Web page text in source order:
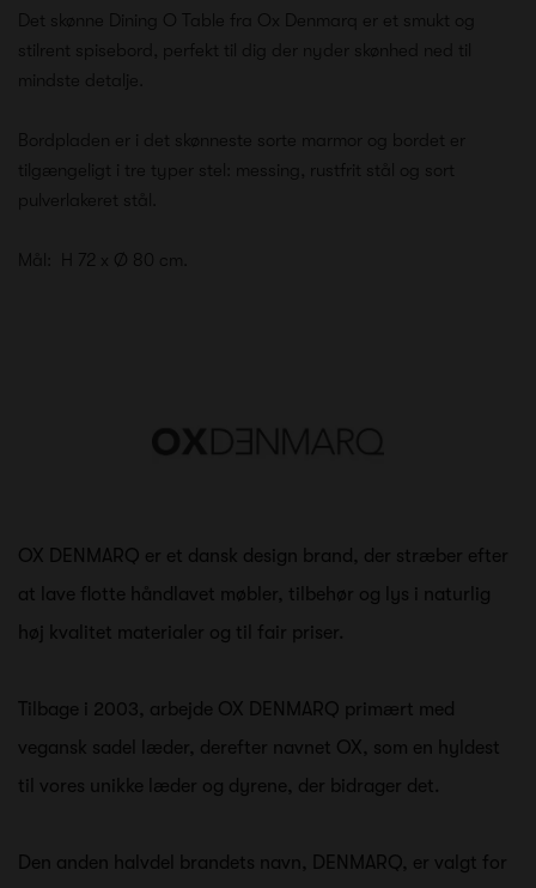
Det skønne Dining O Table fra Ox Denmarq er et smukt og
stilrent spisebord, perfekt til dig der nyder skønhed ned til
mindste detalje.
Bordpladen er i det skønneste sorte marmor og bordet er
tilgængeligt i tre typer stel: messing, rustfrit stål og sort
pulverlakeret stål.
Mål: H 72 x Ø 80 cm.
OX DENMARQ er et dansk design brand, der stræber efter
at lave flotte håndlavet møbler, tilbehør og lys i naturlig
høj kvalitet materialer og til fair priser.
Tilbage i 2003, arbejde OX DENMARQ primært med
vegansk sadel læder, derefter navnet OX, som en hyldest
til vores unikke læder og dyrene, der bidrager det.
Den anden halvdel brandets navn, DENMARQ, er valgt for